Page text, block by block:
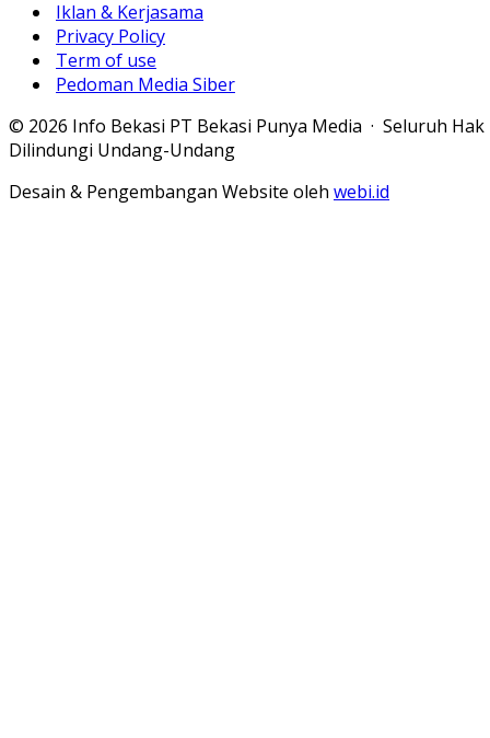
Iklan & Kerjasama
Privacy Policy
Term of use
Pedoman Media Siber
© 2026 Info Bekasi PT Bekasi Punya Media · Seluruh Hak
Dilindungi Undang-Undang
Desain & Pengembangan Website oleh webi.id